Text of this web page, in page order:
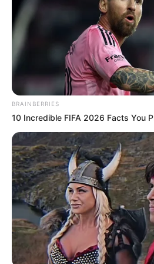
BRAINBERRIES
10 Incredible FIFA 2026 Facts You